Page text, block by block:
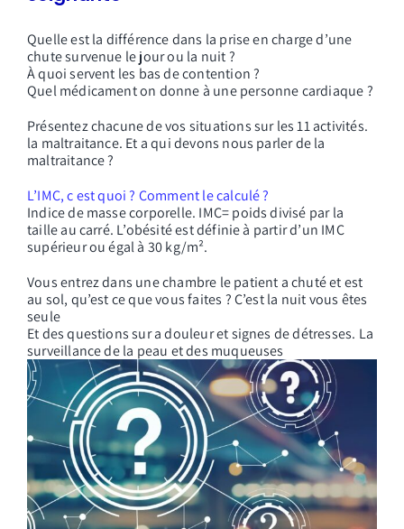
Quelle est la différence dans la prise en charge d’une
chute survenue le jour ou la nuit ?
À quoi servent les bas de contention ?
Quel médicament on donne à une personne cardiaque ?
Présentez chacune de vos situations sur les 11 activités.
la maltraitance. Et a qui devons nous parler de la
maltraitance ?
L’IMC, c est quoi ? Comment le calculé ?
Indice de masse corporelle. IMC= poids divisé par la
taille au carré. L’obésité est définie à partir d’un IMC
supérieur ou égal à 30 kg/m².
Vous entrez dans une chambre le patient a chuté et est
au sol, qu’est ce que vous faites ? C’est la nuit vous êtes
seule
Et des questions sur a douleur et signes de détresses. La
surveillance de la peau et des muqueuses